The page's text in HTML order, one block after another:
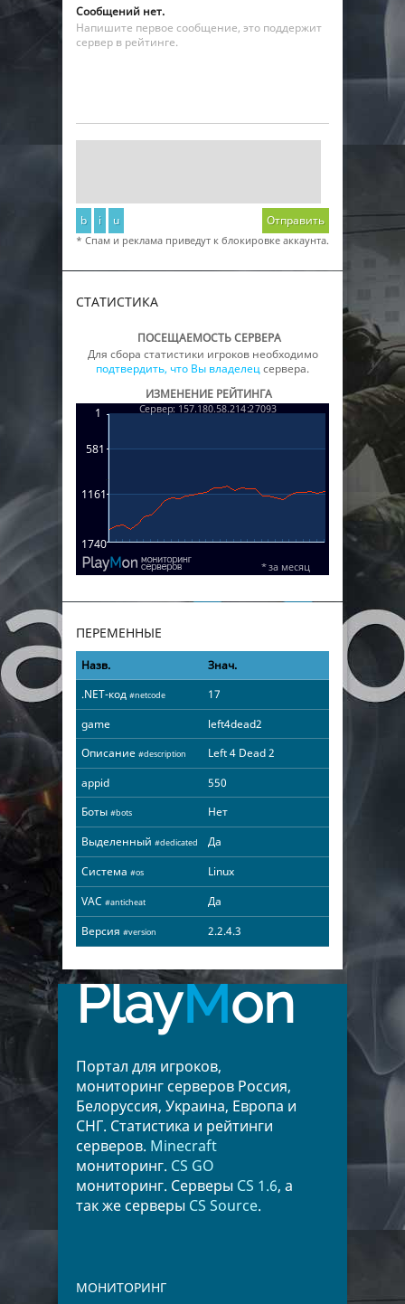
Сообщений нет.
Напишите первое сообщение, это поддержит
сервер в рейтинге.
b i u Отправить
* Спам и реклама приведут к блокировке аккаунта.
СТАТИСТИКА
ПОСЕЩАЕМОСТЬ СЕРВЕРА
Для сбора статистики игроков необходимо
подтвердить, что Вы владелецсервера.
ИЗМЕНЕНИЕ РЕЙТИНГА
ПЕРЕМЕННЫЕ
Назв.
Знач.
.NET-код #netcode
17
game
left4dead2
Описание #description
Left 4 Dead 2
appid
550
Боты #bots
Нет
Выделенный #dedicated
Да
Система #os
Linux
VAC #anticheat
Да
Версия #version 2.2.4.3
PlayMon
Портал для игроков,
мониторинг серверов Россия,
Белоруссия, Украина, Европа и
СНГ. Статистика и рейтинги
серверов. Minecraft
мониторинг. CS GO
мониторинг. Серверы CS 1.6, а
так же серверы CS Source.
МОНИТОРИНГ